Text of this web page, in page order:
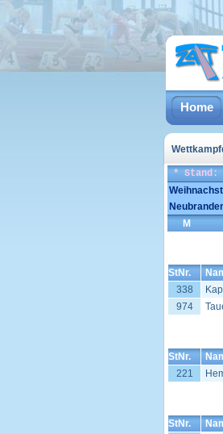
Home
* Stand:
M
StNr.
338
974
StNr.
221
StNr.